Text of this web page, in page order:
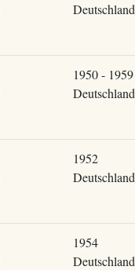
Deutschland
1950 - 1959
Deutschland
1952
Deutschland
1954
Deutschland